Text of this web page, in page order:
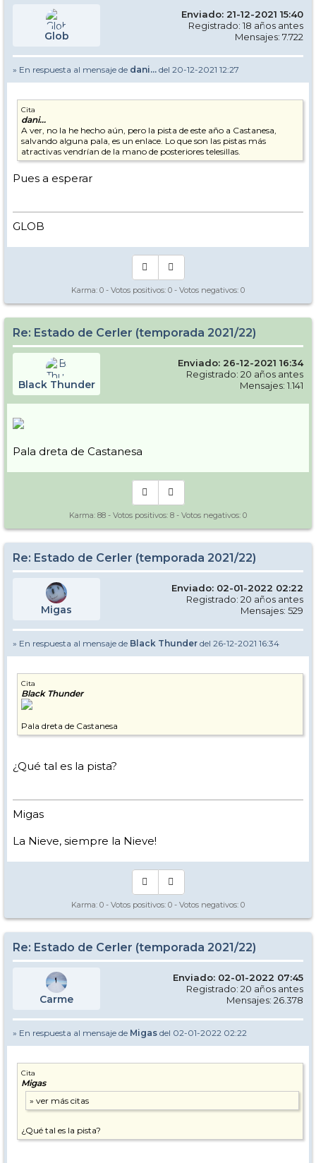
Glob
Enviado: 21-12-2021 15:40
Registrado: 18 años antes
Mensajes: 7.722
» En respuesta al mensaje de dani... del 20-12-2021 12:27
Cita
dani...
A ver, no la he hecho aún, pero la pista de este año a Castanesa,
salvando alguna pala, es un enlace. Lo que son las pistas más
atractivas vendrían de la mano de posteriores telesillas.
Pues a esperar
GLOB
Karma: 0 - Votos positivos: 0 - Votos negativos: 0
Re: Estado de Cerler (temporada 2021/22)
Black Thunder
Enviado: 26-12-2021 16:34
Registrado: 20 años antes
Mensajes: 1.141
Pala dreta de Castanesa
Karma: 88 - Votos positivos: 8 - Votos negativos: 0
Re: Estado de Cerler (temporada 2021/22)
Migas
Enviado: 02-01-2022 02:22
Registrado: 20 años antes
Mensajes: 529
» En respuesta al mensaje de Black Thunder del 26-12-2021 16:34
Cita
Black Thunder
Pala dreta de Castanesa
¿Qué tal es la pista?
Migas
La Nieve, siempre la Nieve!
Karma: 0 - Votos positivos: 0 - Votos negativos: 0
Re: Estado de Cerler (temporada 2021/22)
Carme
Enviado: 02-01-2022 07:45
Registrado: 20 años antes
Mensajes: 26.378
» En respuesta al mensaje de Migas del 02-01-2022 02:22
Cita
Migas
¿Qué tal es la pista?